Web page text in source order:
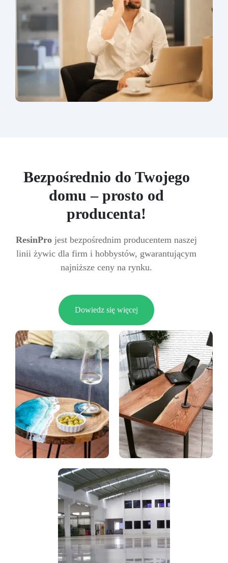
Bezpośrednio do Twojego
domu – prosto od
producenta!
ResinPro jest bezpośrednim producentem naszej
linii żywic dla firm i hobbystów, gwarantującym
najniższe ceny na rynku.
Dowiedz się więcej